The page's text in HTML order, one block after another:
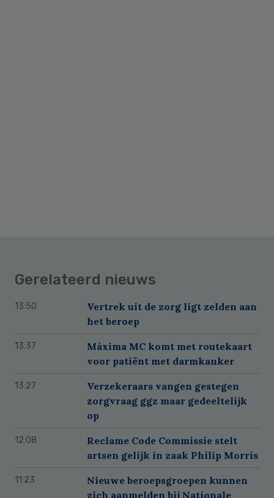
Gerelateerd nieuws
13:50
Vertrek uit de zorg ligt zelden aan
het beroep
13:37
Máxima MC komt met routekaart
voor patiënt met darmkanker
13:27
Verzekeraars vangen gestegen
zorgvraag ggz maar gedeeltelijk
op
12:08
Reclame Code Commissie stelt
artsen gelijk in zaak Philip Morris
11:23
Nieuwe beroepsgroepen kunnen
zich aanmelden bij Nationale